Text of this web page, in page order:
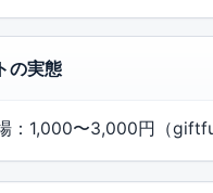
の実態
：1,000〜3,000円（